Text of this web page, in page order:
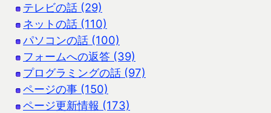
テレビの話 (29)
ネットの話 (110)
パソコンの話 (100)
フォームへの返答 (39)
プログラミングの話 (97)
ページの事 (150)
ページ更新情報 (173)